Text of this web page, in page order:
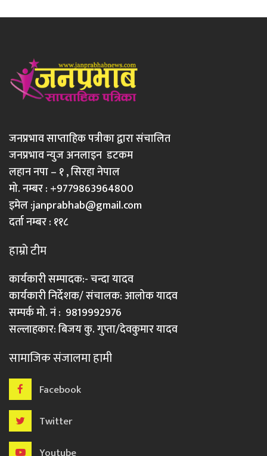
जनप्रभाव साप्ताहिक पत्रीका द्वारा संचालित
जनप्रभाव न्युज अनलाइन डटकम
लहान नपा – १ , सिरहा नेपाल
मो. नम्बर : +9779863964800
इमेल :janprabhab@gmail.com
दर्ता नम्बर : ११८
हाम्रो टीम
कार्यकारी सम्पादक:- चन्दा यादव
कार्यकारी निर्देशक/ संचालक: आलोक यादव
सम्पर्क मो. नं : 9819992976
सल्लाहकार: बिजय कु. गुप्ता/देवकुमार यादव
सामाजिक संजालमा हामी
Facebook
Twitter